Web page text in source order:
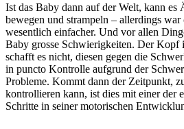
Ist das Baby dann auf der Welt, kann es
bewegen und strampeln – allerdings
wesentlich einfacher. Und vor allen
Baby grosse Schwierigkeiten. Der Kopf
schafft es nicht, diesen gegen die
in puncto Kontrolle aufgrund der
Probleme. Kommt dann der Zeitpunkt,
kontrollieren kann, ist dies mit einer der
Schritte in seiner motorischen